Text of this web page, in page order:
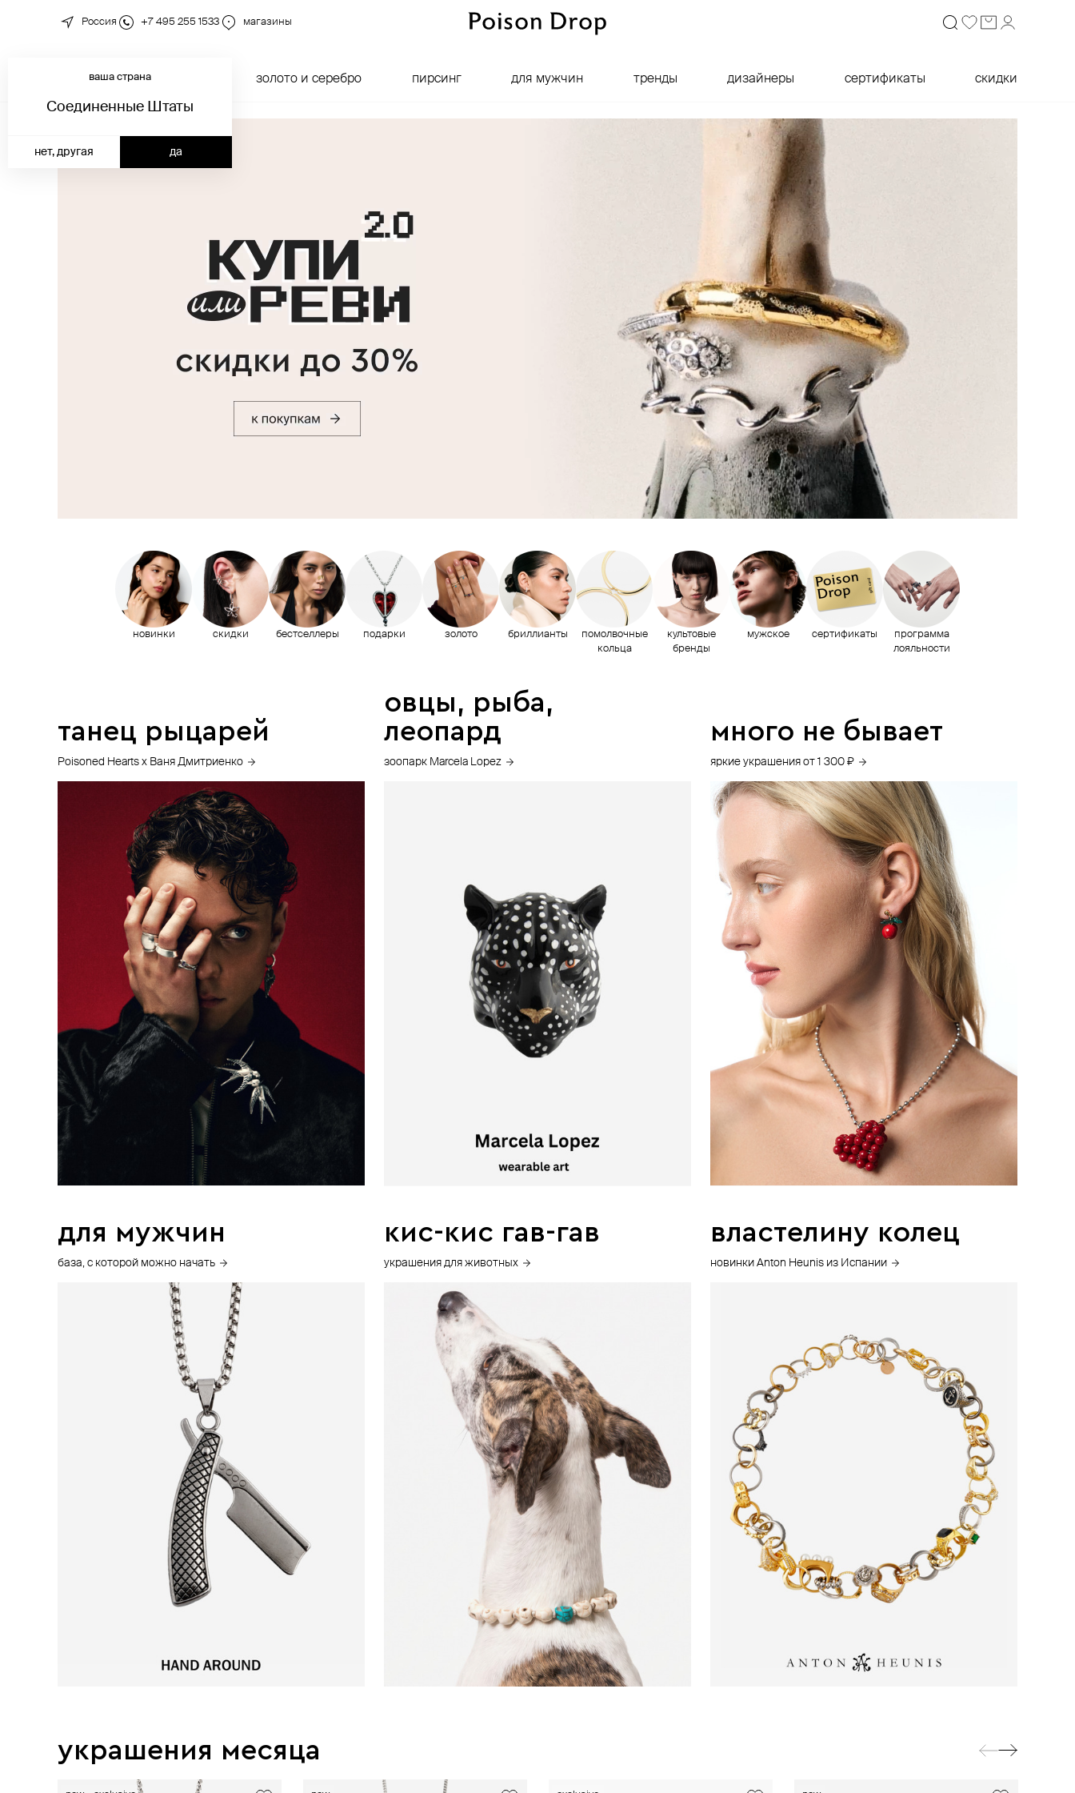
Россия +7 495 255 1533 магазины
новинки золото и серебро пирсинг для мужчин тренды дизайнеры сертификаты скидки
ваша страна
Соединенные Штаты
да
нет, другая
новинки скидки бестселлеры подарки золото бриллианты
помолвочные
кольца
культовые
бренды
мужское сертификаты
программа
лояльности
танец рыцарей
Poisoned Hearts х Ваня Дмитриенко
овцы, рыба,
леопард
зоопарк Marcela Lopez
много не бывает
яркие украшения от 1 300 ₽
для мужчин
база, с которой можно начать
кис-кис гав-гав
украшения для животных
властелину колец
новинки Anton Heunis из Испании
украшения месяца